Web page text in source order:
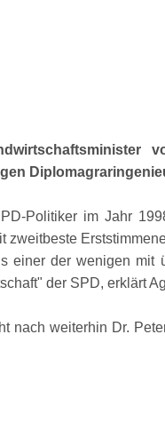
Politiker im Jahr
der wenigen
der SPD, erklärt
weiterhin Dr.